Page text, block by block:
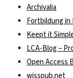
Archivalia
Fortbildung
Keept it
LCA-Blog –
Open Access
wisspub.net